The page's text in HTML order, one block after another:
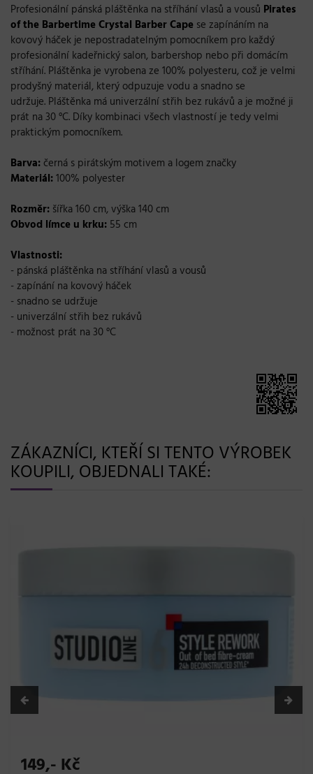
Profesionální pánská pláštěnka na stříhání vlasů a vousů Pirates
of the Barbertime Crystal Barber Cape se zapínáním na
kovový háček je nepostradatelným pomocníkem pro každý
profesionální kadeřnický salon, barbershop nebo při domácím
stříhání. Pláštěnka je vyrobena ze 100% polyesteru, což je velmi
prodyšný materiál, který odpuzuje vodu a snadno se
udržuje. Pláštěnka má univerzální střih bez rukávů a je možné ji
prát na 30 °C. Díky kombinaci všech vlastností je tedy velmi
praktickým pomocníkem.
Barva: černá s pirátským motivem a logem značky
Materiál:100% polyester
Rozměr: šířka 160 cm, výška 140 cm
Obvod límce u krku: 55 cm
Vlastnosti:
- pánská pláštěnka na stříhání vlasů a vousů
- zapínání na kovový háček
- snadno se udržuje
- univerzální střih bez rukávů
- možnost prát na 30 °C
ZÁKAZNÍCI, KTEŘÍ SI TENTO VÝROBEK
KOUPILI, OBJEDNALI TAKÉ: